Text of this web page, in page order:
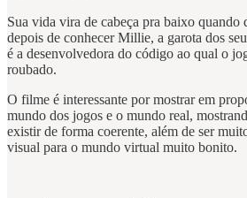
Sua vida vira de cabeça pra baixo quando
depois de conhecer Millie, a garota dos
é a desenvolvedora do código ao qual o
roubado.
O filme é interessante por mostrar em
mundo dos jogos e o mundo real,
existir de forma coerente, além de ser
visual para o mundo virtual muito bonito.